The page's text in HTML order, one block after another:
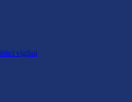
vigilati